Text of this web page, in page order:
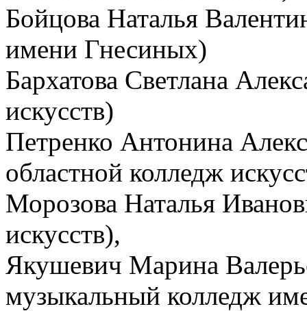
Бойцова Наталья
имени Гнесиных)
Бархатова Светлана
искусств)
Петренко Антонина
областной колледж
Морозова Наталья
искусств),
Якушевич Марина
музыкальный колледж